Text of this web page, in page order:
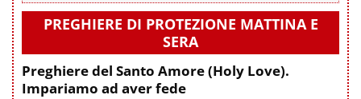
PREGHIERE DI PROTEZIONE MATTINA E
SERA
Preghiere del Santo Amore (Holy Love).
Impariamo ad aver fede